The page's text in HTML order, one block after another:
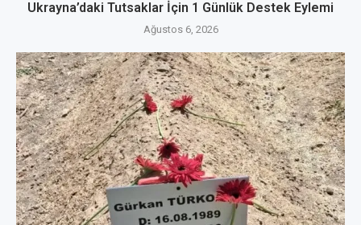
Ukrayna’daki Tutsaklar İçin 1 Günlük Destek Eylemi
Ağustos 6, 2026